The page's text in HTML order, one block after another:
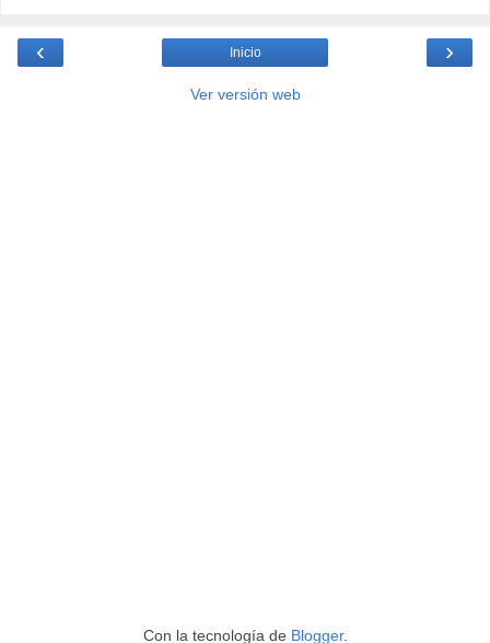
‹ ›
Inicio
Ver versión web
Con la tecnología de Blogger.